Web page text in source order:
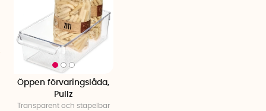
Öppen förvaringslåda,
Pullz
Transparent och stapelbar